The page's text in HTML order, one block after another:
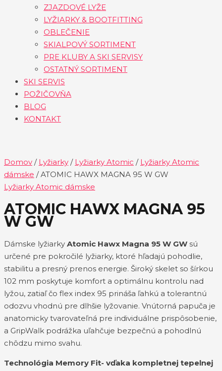
ZJAZDOVÉ LYŽE
LYŽIARKY & BOOTFITTING
OBLEČENIE
SKIALPOVÝ SORTIMENT
PRE KLUBY A SKI SERVISY
OSTATNÝ SORTIMENT
SKI SERVIS
POŽIČOVŇA
BLOG
KONTAKT
Domov / Lyžiarky / Lyžiarky Atomic / Lyžiarky Atomic
dámske / ATOMIC HAWX MAGNA 95 W GW
Lyžiarky Atomic dámske
ATOMIC HAWX MAGNA 95
W GW
Dámske lyžiarky Atomic Hawx Magna 95 W GW sú
určené pre pokročilé lyžiarky, ktoré hľadajú pohodlie,
stabilitu a presný prenos energie. Široký skelet so šírkou
102 mm poskytuje komfort a optimálnu kontrolu nad
lyžou, zatiaľ čo flex index 95 prináša ľahkú a tolerantnú
odozvu vhodnú pre dlhšie lyžovanie. Vnútorná papuča je
anatomicky tvarovateľná pre individuálne prispôsobenie,
a GripWalk podrážka uľahčuje bezpečnú a pohodlnú
chôdzu mimo svahu.
Technológia Memory Fit- vďaka kompletnej tepelnej